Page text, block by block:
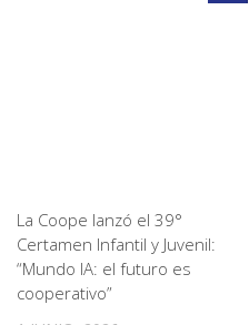
La Coope lanzó el 39°
Certamen Infantil y Juvenil:
“Mundo IA: el futuro es
cooperativo”